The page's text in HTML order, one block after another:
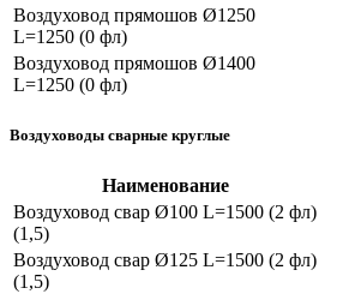
Воздуховод прямошов Ø1250
L=1250 (0 фл)
Воздуховод прямошов Ø1400
L=1250 (0 фл)
Воздуховоды сварные круглые
Наименование
Воздуховод свар Ø100 L=1500 (2 фл)
(1,5)
Воздуховод свар Ø125 L=1500 (2 фл)
(1,5)